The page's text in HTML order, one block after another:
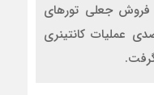
فروش جعلی تورهای
قطر تا افزایش ۱۴درصدی عملیات کانتینری